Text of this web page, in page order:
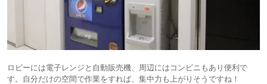
ロビーには電子レンジと自動販売機、周辺にはコンビニもあり便利で
す。自分だけの空間で作業をすれば、集中力も上がりそうですね！